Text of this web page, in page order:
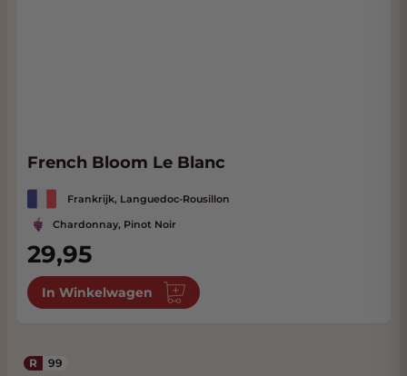
French Bloom Le Blanc
Frankrijk, Languedoc-Rousillon
Chardonnay, Pinot Noir
29,95
In Winkelwagen
R 99